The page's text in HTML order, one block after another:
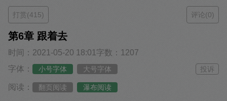
打赏(415) 评论(0)
第6章 跟着去
时间：2021-05-20 18:01 字数：1207
字体：
小号字体 大号字体 投诉
阅读： 翻页阅读 瀑布阅读